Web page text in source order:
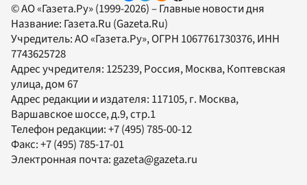
© АО «Газета.Ру» (1999-2026) – Главные новости дня
Название: Газета.Ru (Gazeta.Ru)
Учредитель:АО «Газета.Ру», ОГРН 1067761730376, ИНН
7743625728
Адрес учредителя: 125239, Россия, Москва, Коптевская
улица, дом 67
Адрес редакции и издателя: 117105, г. Москва,
Варшавское шоссе, д.9, стр.1
Телефон редакции:+7 (495) 785-00-12
Факс:+7 (495) 785-17-01
Электронная почта:gazeta@gazeta.ru